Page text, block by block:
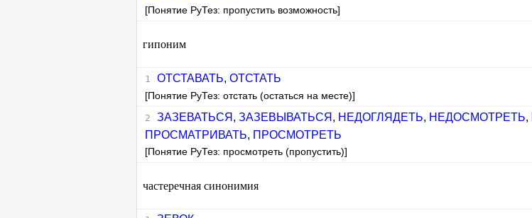
[Понятие РуТез: пропустить возможность]
гипоним
ОТСТАВАТЬ, ОТСТАТЬ
[Понятие РуТез: отстать (остаться на месте)]
ЗАЗЕВАТЬСЯ , ЗАЗЕВЫВАТЬСЯ , НЕДОГЛЯДЕТЬ, НЕДОСМОТРЕТЬ,
ПРОСМАТРИВАТЬ, ПРОСМОТРЕТЬ
[Понятие РуТез: просмотреть (пропустить)]
частеречная синонимия